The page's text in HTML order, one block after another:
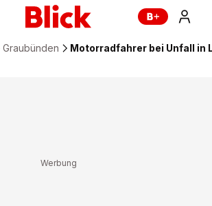
Graubünden Motorradfahrer bei Unfall in